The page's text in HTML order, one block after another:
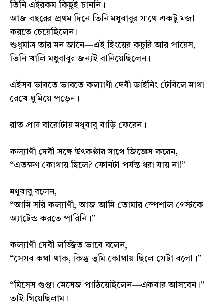
তিনি এইরকম কিছুই চাননি।
আজ বছরের প্রথম দিনে তিনি মধুবাবুর সাথে একটু মজা
করতে চেয়েছিলেন।
শুধুমাত্র তার মন জানে—এই হিংয়ের কচুরি আর পায়েস,
তিনি খালি মধুবাবুর জন্যই বানিয়েছিলেন।
এইসব ভাবতে ভাবতে কল্যাণী দেবী ডাইনিং টেবিলে মাথা
রেখে ঘুমিয়ে পড়েন।
রাত প্রায় বারোটায় মধুবাবু বাড়ি ফেরেন।
কল্যাণী দেবী সঙ্গে উৎকণ্ঠার সাথে জিজ্ঞেস করেন,
“এতক্ষণ কোথায় ছিলে? ফোনটা পর্যন্ত ধরা যায় না!”
মধুবাবু বলেন,
“আমি সরি কল্যাণী, আজ আমি তোমার স্পেশাল গেস্টকে
অ্যাটেন্ড করতে পারিনি।”
কল্যাণী দেবী লজ্জিত ভাবে বলেন,
“সেসব কথা থাক, কিন্তু তুমি কোথায় ছিলে সেটা বলো।”
“মিসেস গুপ্তা মেসেজ পাঠিয়েছিলেন—একবার আসবেন।"
তাই গিয়েছিলাম।